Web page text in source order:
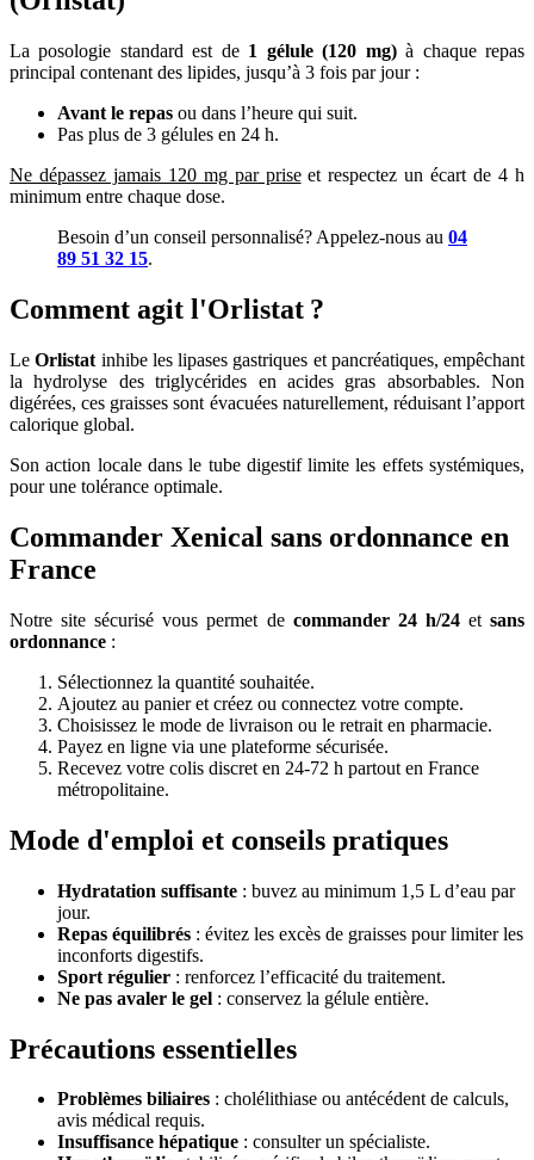
La posologie standard est de 1 gélule (120 mg)à chaque repas
principal contenant des lipides, jusqu’à 3 fois par jour :
Avant le repas ou dans l’heure qui suit.
Pas plus de 3 gélules en 24 h.
Ne dépassez jamais 120 mg par priseet respectez un écart de 4 h
minimum entre chaque dose.
Besoin d’un conseil personnalisé? Appelez-nous au 04
89 51 32 15.
Comment agit l'Orlistat ?
LeOrlistat inhibe les lipases gastriques et pancréatiques, empêchant
la hydrolyse des triglycérides en acides gras absorbables. Non
digérées, ces graisses sont évacuées naturellement, réduisant l’apport
calorique global.
Son action locale dans le tube digestif limite les effets systémiques,
pour une tolérance optimale.
Commander Xenical sans ordonnance en
France
Notre site sécurisé vous permet de commander 24 h/24etsans
ordonnance :
Sélectionnez la quantité souhaitée.
Ajoutez au panier et créez ou connectez votre compte.
Choisissez le mode de livraison ou le retrait en pharmacie.
Payez en ligne via une plateforme sécurisée.
Recevez votre colis discret en 24-72 h partout en France
métropolitaine.
Mode d'emploi et conseils pratiques
Hydratation suffisante : buvez au minimum 1,5 L d’eau par
jour.
Repas équilibrés : évitez les excès de graisses pour limiter les
inconforts digestifs.
Sport régulier : renforcez l’efficacité du traitement.
Ne pas avaler le gel : conservez la gélule entière.
Précautions essentielles
Problèmes biliaires : cholélithiase ou antécédent de calculs,
avis médical requis.
Insuffisance hépatique : consulter un spécialiste.